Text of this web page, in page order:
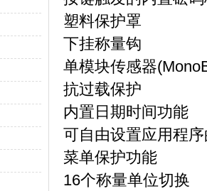
塑料保护罩
下挂称量钩
单模块传感器
抗过载保护
内置日期时间功能
可自由设置应用程
菜单保护功能
16个称量单位切换